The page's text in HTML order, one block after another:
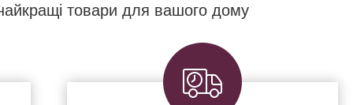
товари для вашого дому